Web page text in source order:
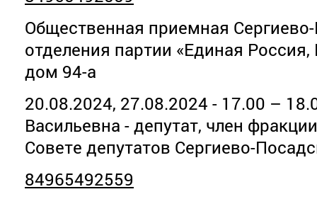
Общественная приемная
отделения партии «Единая
дом 94-а
20.08.2024, 27.08.2024 - 17.00 –
Васильевна - депутат, член
Совете депутатов Сергиево-
84965492559